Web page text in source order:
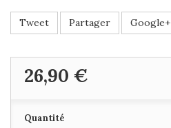
Tweet Partager Google+
26,90 €
Quantité